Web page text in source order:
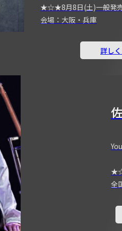
★☆★8月8日(土)一般
会場：大阪・兵庫
詳し
全